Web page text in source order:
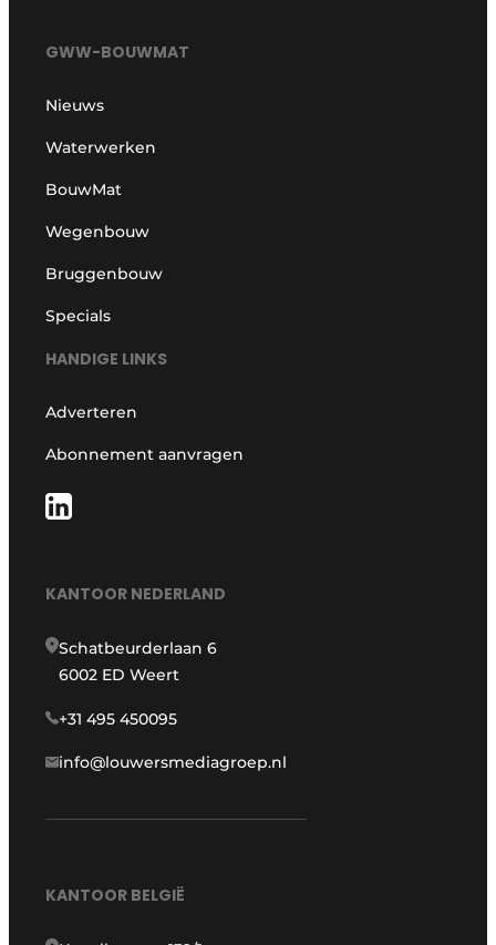
GWW-BOUWMAT
Nieuws
Waterwerken
BouwMat
Wegenbouw
Bruggenbouw
Specials
HANDIGE LINKS
Adverteren
Abonnement aanvragen
KANTOOR NEDERLAND
Schatbeurderlaan 6
6002 ED Weert
+31 495 450095
info@louwersmediagroep.nl
KANTOOR BELGIË